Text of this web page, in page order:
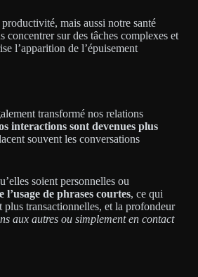
mais aussi notre santé
concentrer sur des tâches complexes et
l’apparition de l’épuisement
transformé nos relations
interactions sont devenues plus
souvent les conversations
soient personnelles ou
l’usage de phrases courtes, ce qui
transactionnelles, et la profondeur
aux autres ou simplement en contact